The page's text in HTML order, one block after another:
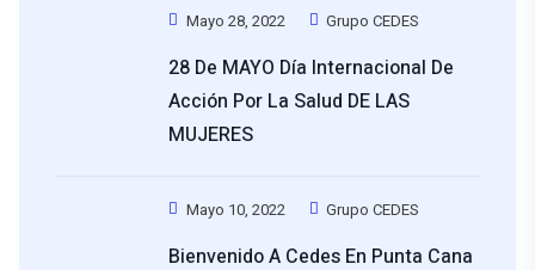
Mayo 28, 2022 Grupo CEDES
28 De MAYO Día Internacional De
Acción Por La Salud DE LAS
MUJERES
Mayo 10, 2022 Grupo CEDES
Bienvenido A Cedes En Punta Cana